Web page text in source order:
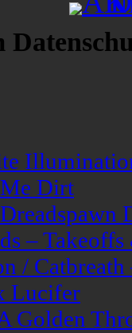
Dirt
–
/
Lucifer
Golden